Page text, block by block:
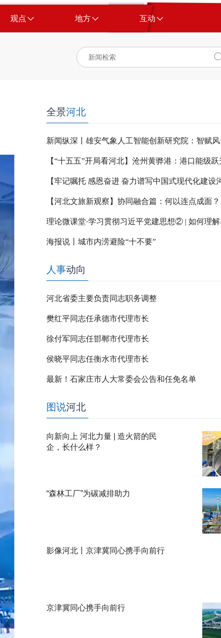
观点 地方 互动
全景河北
新闻纵深丨雄安气象人工智能创新研究院：智赋
【河北文旅新观察】协同融合篇：何以连点成面？
海报说丨城市内涝避险“十不要”
人事动向
河北省委主要负责同志职务调整
樊红平同志任承德市代理市长
徐付军同志任邯郸市代理市长
侯晓平同志任衡水市代理市长
最新！石家庄市人大常委会公告和任免名单
图说河北
向新向上 河北力量 | 造火箭的民
企，长什么样？
“森林工厂”为碳减排助力
影像河北丨京津冀同心携手向前行
京津冀同心携手向前行